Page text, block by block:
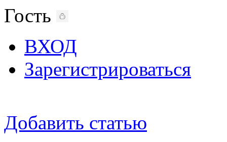
Гость
ВХОД
Зарегистрироваться
Добавить статью